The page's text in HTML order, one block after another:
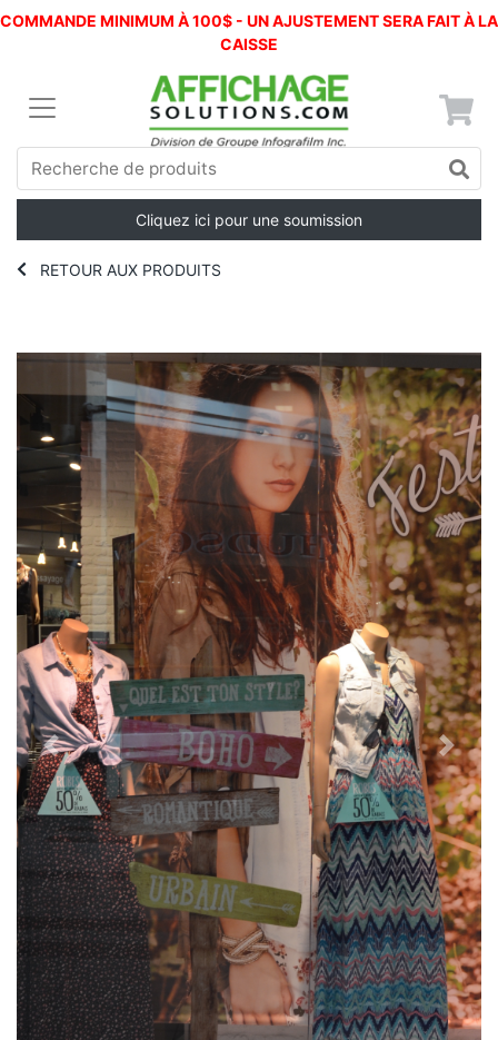
COMMANDE MINIMUM À 100$ - UN AJUSTEMENT SERA FAIT À LA
CAISSE
Cliquez ici pour une soumission
RETOUR AUX PRODUITS
Previous Next